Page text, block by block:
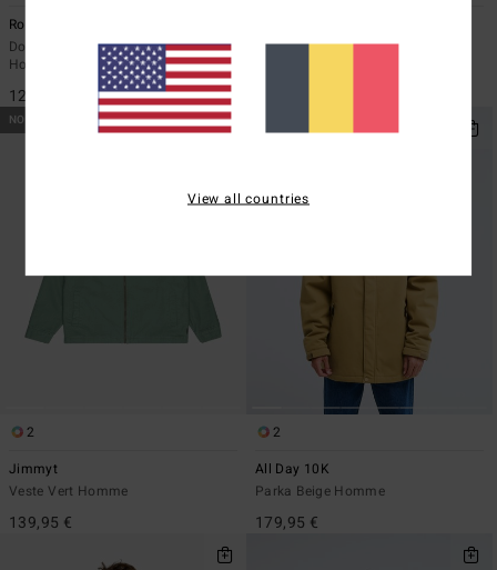
Rockies
Doudoune légère à capuche Gris
Homme
129,95 €
Gilet d'hiver léger à capuche Gris
NOUVEAUTÉ
2
Jimmyt
Veste Vert Homme
139,95 €
2
All Day 10K
Parka Beige Homme
179,95 €
View all countries